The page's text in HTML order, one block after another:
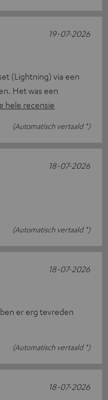
(Lightning) via een
Het was een
hele recensie
(Automatisch vertaald *)
19-07-2026
(Automatisch vertaald *)
18-07-2026
er erg tevreden
(Automatisch vertaald *)
18-07-2026
18-07-2026